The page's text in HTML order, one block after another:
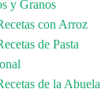
y Granos
con Arroz
de Pasta
de la Abuela